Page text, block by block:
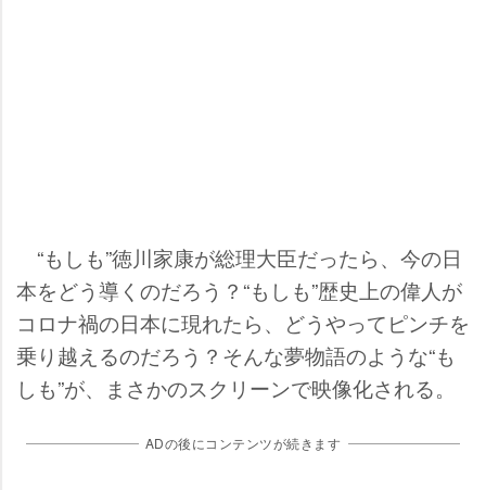
“もしも”徳川家康が総理大臣だったら、今の日
本をどう導くのだろう？“もしも”歴史上の偉人が
コロナ禍の日本に現れたら、どうやってピンチを
乗り越えるのだろう？そんな夢物語のような“も
しも”が、まさかのスクリーンで映像化される。
ADの後にコンテンツが続きます